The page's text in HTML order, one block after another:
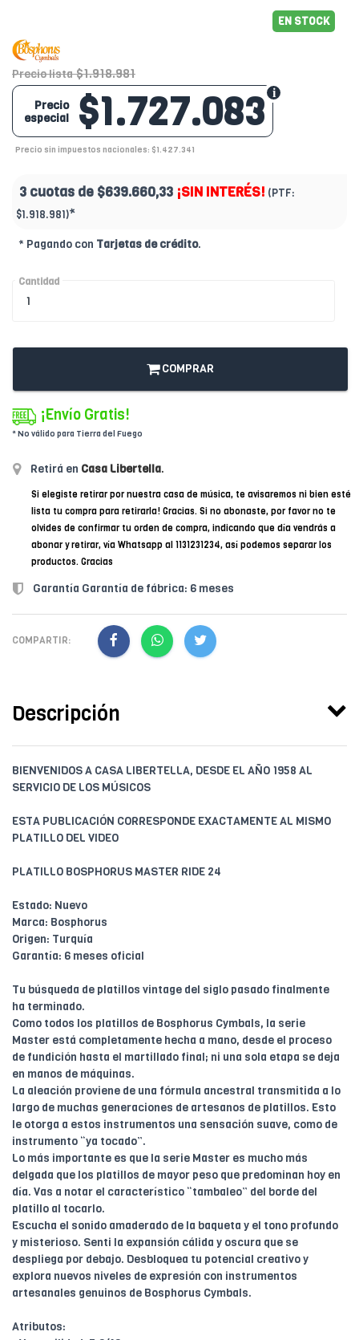
EN STOCK
Precio lista $1.918.981
$1.727.083
Precio
especial
Precio sin impuestos nacionales: $1.427.341
3 cuotas de $639.660,33 ¡SIN INTERÉS! (PTF:
$1.918.981)*
* Pagando con Tarjetas de crédito.
Cantidad
COMPRAR
¡Envío Gratis!
* No válido para Tierra del Fuego
Retirá en Casa Libertella.
Si elegiste retirar por nuestra casa de música, te avisaremos ni bien esté
lista tu compra para retirarla! Gracias. Si no abonaste, por favor no te
olvides de confirmar tu orden de compra, indicando que día vendrás a
abonar y retirar, vía Whatsapp al 1131231234, así podemos separar los
productos. Gracias
Garantía Garantía de fábrica: 6 meses
COMPARTIR:
Descripción
BIENVENIDOS A CASA LIBERTELLA, DESDE EL AÑO 1958 AL
SERVICIO DE LOS MÚSICOS
ESTA PUBLICACIÓN CORRESPONDE EXACTAMENTE AL MISMO
PLATILLO DEL VIDEO
PLATILLO BOSPHORUS MASTER RIDE 24
Estado: Nuevo
Marca: Bosphorus
Origen: Turquía
Garantía: 6 meses oficial
Tu búsqueda de platillos vintage del siglo pasado finalmente
ha terminado.
Como todos los platillos de Bosphorus Cymbals, la serie
Master está completamente hecha a mano, desde el proceso
de fundición hasta el martillado final; ni una sola etapa se deja
en manos de máquinas.
La aleación proviene de una fórmula ancestral transmitida a lo
largo de muchas generaciones de artesanos de platillos. Esto
le otorga a estos instrumentos una sensación suave, como de
instrumento “ya tocado”.
Lo más importante es que la serie Master es mucho más
delgada que los platillos de mayor peso que predominan hoy en
día. Vas a notar el característico “tambaleo” del borde del
platillo al tocarlo.
Escucha el sonido amaderado de la baqueta y el tono profundo
y misterioso. Senti la expansión cálida y oscura que se
despliega por debajo. Desbloquea tu potencial creativo y
explora nuevos niveles de expresión con instrumentos
artesanales genuinos de Bosphorus Cymbals.
Atributos: